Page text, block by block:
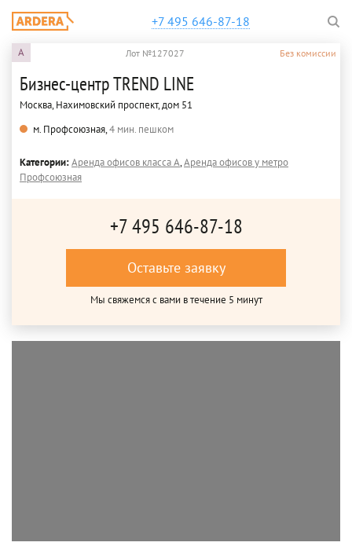
+7 495 646-87-18
A Лот №127027 Без комиссии
Бизнес-центр TREND LINE
Москва, Нахимовский проспект, дом 51
м. Профсоюзная,4 мин. пешком
Категории:Аренда офисов класса A,Аренда офисов у метро
Профсоюзная
+7 495 646-87-18
Оставьте заявку
Мы свяжемся с вами в течение 5 минут